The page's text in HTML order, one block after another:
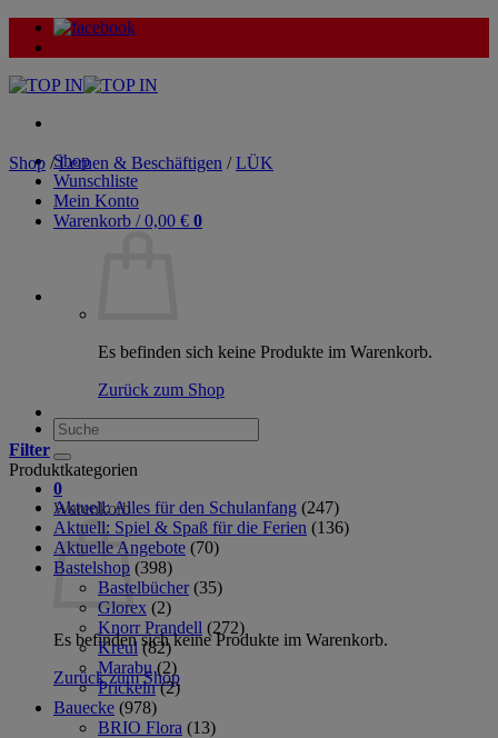
Zum
Inhalt
Shop
Wunschliste
Mein Konto
Warenkorb /0,00 € 0
Es befinden sich keine Produkte im Warenkorb.
Zurück zum Shop
Suche
nach:
0
Warenkorb
Es befinden sich keine Produkte im Warenkorb.
Zurück zum Shop
Shop / Lernen & Beschäftigen / LÜK
Filter
Produktkategorien
Aktuell: Alles für den Schulanfang (247)
Aktuell: Spiel & Spaß für die Ferien (136)
Aktuelle Angebote (70)
Bastelshop (398)
Bastelbücher (35)
Glorex (2)
Knorr Prandell (272)
Kreul (82)
Marabu (2)
Prickeln (2)
Bauecke (978)
BRIO Flora (13)